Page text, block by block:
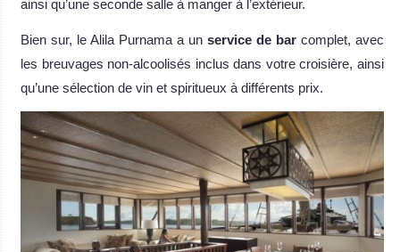
ainsi qu’une seconde salle à manger à l’extérieur.
Bien sur, le Alila Purnama a un service de bar complet, avec
les breuvages non-alcoolisés inclus dans votre croisière, ainsi
qu’une sélection de vin et spiritueux à différents prix.